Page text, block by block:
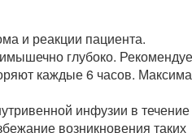
и реакции пациента.
глубоко.
каждые 6 часов.
инфузии в
возникновения таких